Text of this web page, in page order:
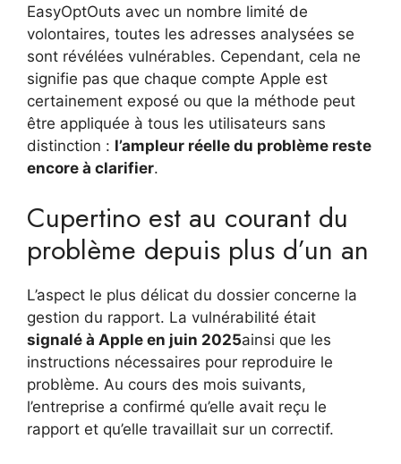
EasyOptOuts avec un nombre limité de
volontaires, toutes les adresses analysées se
sont révélées vulnérables. Cependant, cela ne
signifie pas que chaque compte Apple est
certainement exposé ou que la méthode peut
être appliquée à tous les utilisateurs sans
distinction : l’ampleur réelle du problème reste
encore à clarifier.
Cupertino est au courant du
problème depuis plus d’un an
L’aspect le plus délicat du dossier concerne la
gestion du rapport. La vulnérabilité était
signalé à Apple en juin 2025ainsi que les
instructions nécessaires pour reproduire le
problème. Au cours des mois suivants,
l’entreprise a confirmé qu’elle avait reçu le
rapport et qu’elle travaillait sur un correctif.